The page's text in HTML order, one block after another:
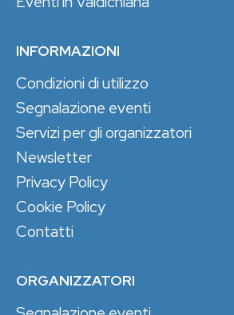
INFORMAZIONI
Condizioni di utilizzo
Segnalazione eventi
Servizi per gli organizzatori
Newsletter
Privacy Policy
Cookie Policy
Contatti
ORGANIZZATORI